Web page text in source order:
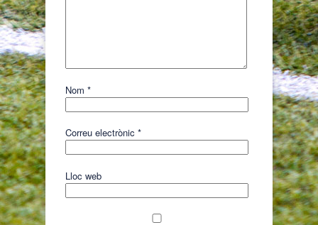
Nom *
Correu electrònic *
Lloc web